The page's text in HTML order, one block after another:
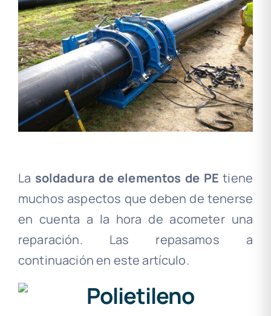
La soldadura de elementos de PE tiene
muchos aspectos que deben de tenerse
en cuenta a la hora de acometer una
reparación. Las repasamos a
continuación en este artículo.